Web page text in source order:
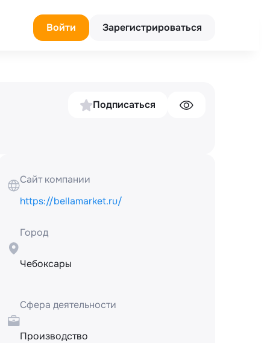
Войти Зарегистрироваться
Подписаться
Сайт компании
https://bellamarket.ru/
Город
Чебоксары
Сфера деятельности
Производство